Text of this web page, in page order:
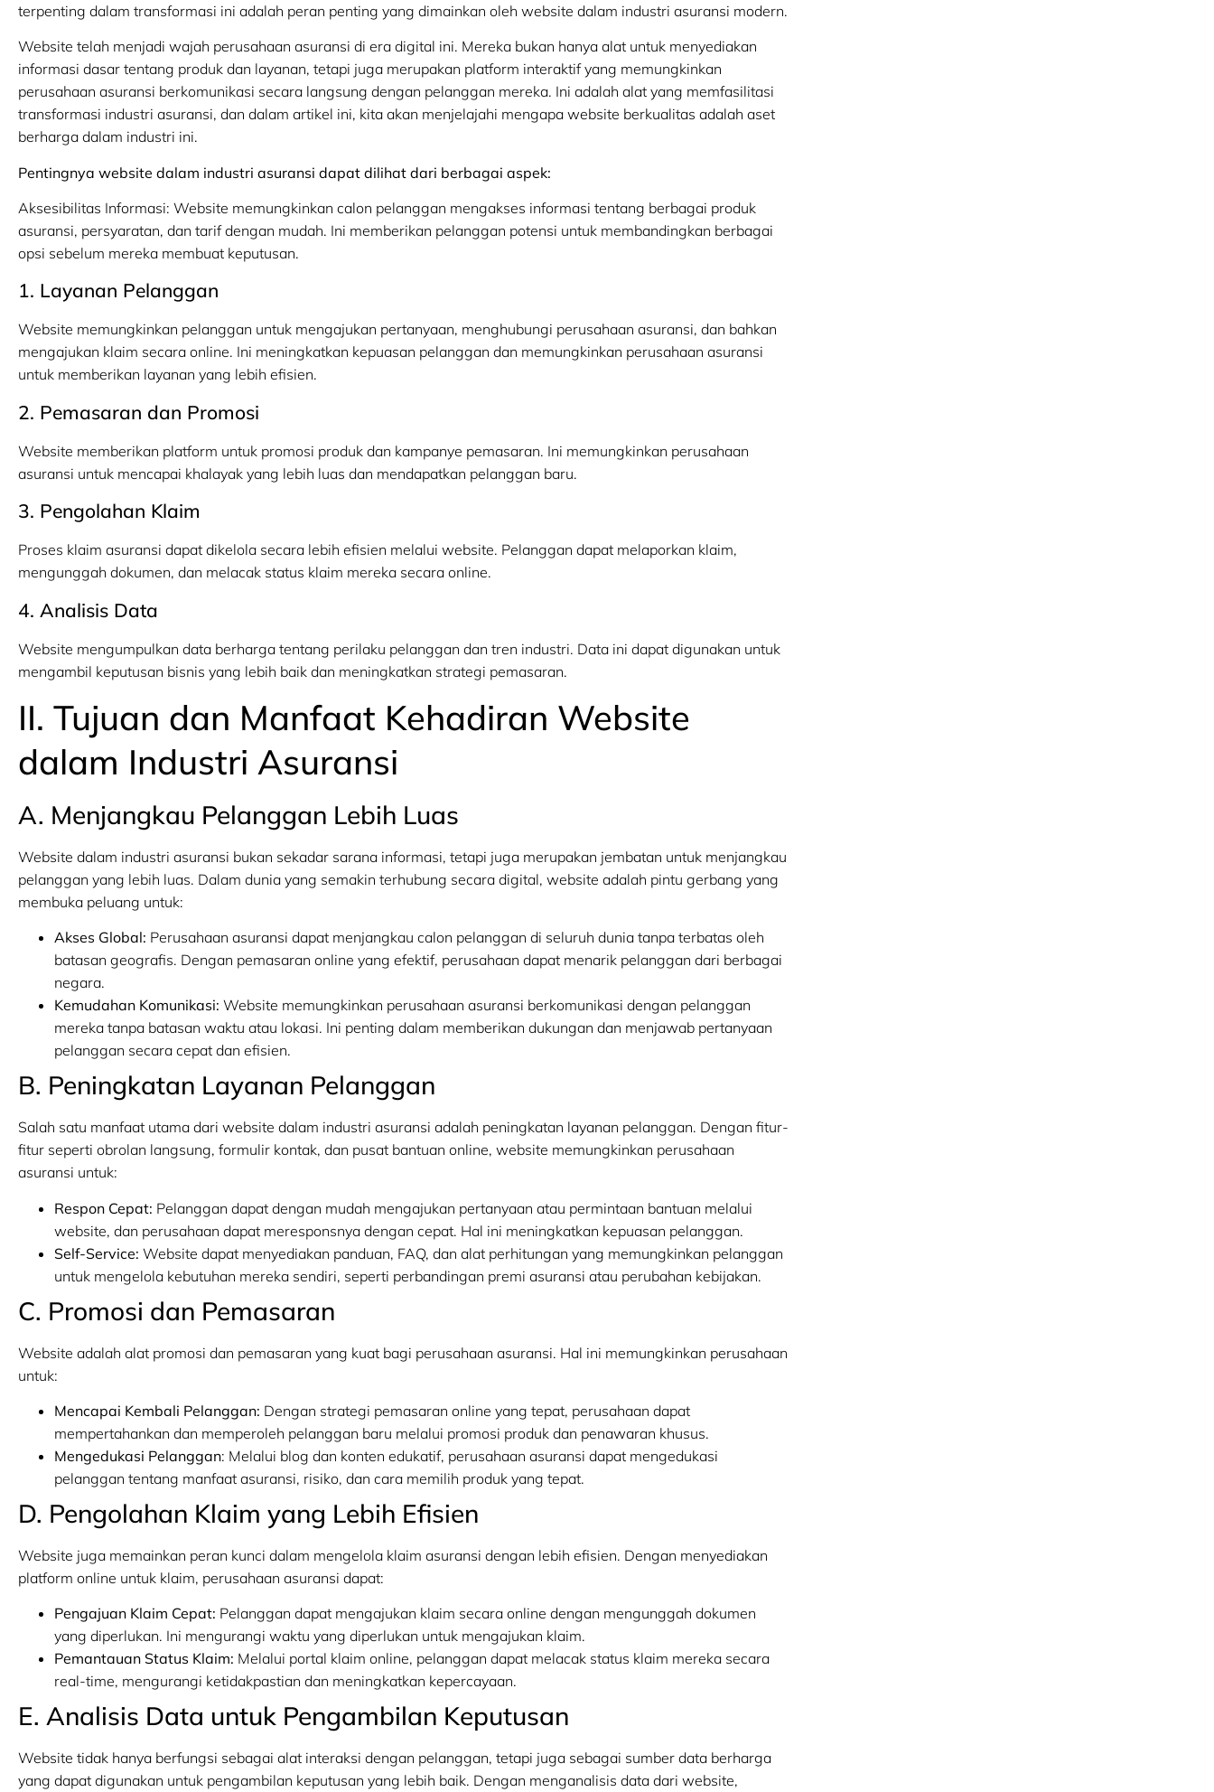
terpenting dalam transformasi ini adalah peran penting yang dimainkan oleh website dalam industri asuransi modern.
Website telah menjadi wajah perusahaan asuransi di era digital ini. Mereka bukan hanya alat untuk menyediakan
informasi dasar tentang produk dan layanan, tetapi juga merupakan platform interaktif yang memungkinkan
perusahaan asuransi berkomunikasi secara langsung dengan pelanggan mereka. Ini adalah alat yang memfasilitasi
transformasi industri asuransi, dan dalam artikel ini, kita akan menjelajahi mengapa website berkualitas adalah aset
berharga dalam industri ini.
Pentingnya website dalam industri asuransi dapat dilihat dari berbagai aspek:
Aksesibilitas Informasi: Website memungkinkan calon pelanggan mengakses informasi tentang berbagai produk
asuransi, persyaratan, dan tarif dengan mudah. Ini memberikan pelanggan potensi untuk membandingkan berbagai
opsi sebelum mereka membuat keputusan.
1. Layanan Pelanggan
Website memungkinkan pelanggan untuk mengajukan pertanyaan, menghubungi perusahaan asuransi, dan bahkan
mengajukan klaim secara online. Ini meningkatkan kepuasan pelanggan dan memungkinkan perusahaan asuransi
untuk memberikan layanan yang lebih efisien.
2. Pemasaran dan Promosi
Website memberikan platform untuk promosi produk dan kampanye pemasaran. Ini memungkinkan perusahaan
asuransi untuk mencapai khalayak yang lebih luas dan mendapatkan pelanggan baru.
3. Pengolahan Klaim
Proses klaim asuransi dapat dikelola secara lebih efisien melalui website. Pelanggan dapat melaporkan klaim,
mengunggah dokumen, dan melacak status klaim mereka secara online.
4. Analisis Data
Website mengumpulkan data berharga tentang perilaku pelanggan dan tren industri. Data ini dapat digunakan untuk
mengambil keputusan bisnis yang lebih baik dan meningkatkan strategi pemasaran.
II. Tujuan dan Manfaat Kehadiran Website
dalam Industri Asuransi
A. Menjangkau Pelanggan Lebih Luas
Website dalam industri asuransi bukan sekadar sarana informasi, tetapi juga merupakan jembatan untuk menjangkau
pelanggan yang lebih luas. Dalam dunia yang semakin terhubung secara digital, website adalah pintu gerbang yang
membuka peluang untuk:
Akses Global: Perusahaan asuransi dapat menjangkau calon pelanggan di seluruh dunia tanpa terbatas oleh
batasan geografis. Dengan pemasaran online yang efektif, perusahaan dapat menarik pelanggan dari berbagai
negara.
Kemudahan Komunikasi: Website memungkinkan perusahaan asuransi berkomunikasi dengan pelanggan
mereka tanpa batasan waktu atau lokasi. Ini penting dalam memberikan dukungan dan menjawab pertanyaan
pelanggan secara cepat dan efisien.
B. Peningkatan Layanan Pelanggan
Salah satu manfaat utama dari website dalam industri asuransi adalah peningkatan layanan pelanggan. Dengan fitur-
fitur seperti obrolan langsung, formulir kontak, dan pusat bantuan online, website memungkinkan perusahaan
asuransi untuk:
Respon Cepat: Pelanggan dapat dengan mudah mengajukan pertanyaan atau permintaan bantuan melalui
website, dan perusahaan dapat meresponsnya dengan cepat. Hal ini meningkatkan kepuasan pelanggan.
Self-Service: Website dapat menyediakan panduan, FAQ, dan alat perhitungan yang memungkinkan pelanggan
untuk mengelola kebutuhan mereka sendiri, seperti perbandingan premi asuransi atau perubahan kebijakan.
C. Promosi dan Pemasaran
Website adalah alat promosi dan pemasaran yang kuat bagi perusahaan asuransi. Hal ini memungkinkan perusahaan
untuk:
Mencapai Kembali Pelanggan: Dengan strategi pemasaran online yang tepat, perusahaan dapat
mempertahankan dan memperoleh pelanggan baru melalui promosi produk dan penawaran khusus.
Mengedukasi Pelanggan: Melalui blog dan konten edukatif, perusahaan asuransi dapat mengedukasi
pelanggan tentang manfaat asuransi, risiko, dan cara memilih produk yang tepat.
D. Pengolahan Klaim yang Lebih Efisien
Website juga memainkan peran kunci dalam mengelola klaim asuransi dengan lebih efisien. Dengan menyediakan
platform online untuk klaim, perusahaan asuransi dapat:
Pengajuan Klaim Cepat: Pelanggan dapat mengajukan klaim secara online dengan mengunggah dokumen
yang diperlukan. Ini mengurangi waktu yang diperlukan untuk mengajukan klaim.
Pemantauan Status Klaim: Melalui portal klaim online, pelanggan dapat melacak status klaim mereka secara
real-time, mengurangi ketidakpastian dan meningkatkan kepercayaan.
E. Analisis Data untuk Pengambilan Keputusan
Website tidak hanya berfungsi sebagai alat interaksi dengan pelanggan, tetapi juga sebagai sumber data berharga
yang dapat digunakan untuk pengambilan keputusan yang lebih baik. Dengan menganalisis data dari website,